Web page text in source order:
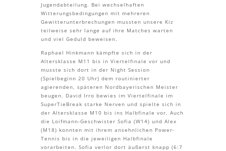
Jugendabteilung. Bei wechselhaften
Witterungsbedingungen mit mehreren
Gewitterunterbrechungen mussten unsere Kiz
teilweise sehr lange auf ihre Matches warten
und viel Geduld beweisen.
Raphael Hinkmann kämpfte sich in der
Altersklasse M11 bis in Viertelfinale vor und
musste sich dort in der Night Session
(Spielbeginn 20 Uhr) dem routinierter
agierenden, späteren Nordbayerischen Meister
beugen. David Irro bewies im Viertelfinale im
SuperTieBreak starke Nerven und spielte sich in
der Altersklasse M10 bis ins Halbfinale vor. Auch
die Loifmann-Geschwister Sofia (W14) und Alex
(M18) konnten mit ihrem ansehnlichen Power-
Tennis bis in die jeweiligen Halbfinale
vorarbeiten. Sofia verlor dort äußerst knapp (6:7